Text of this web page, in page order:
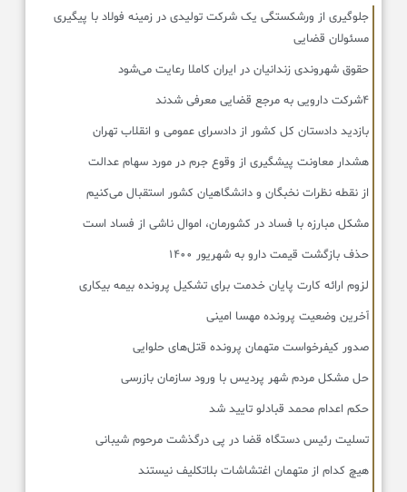
جلوگیری از ورشکستگی یک شرکت تولیدی در زمینه فولاد با پیگیری
مسئولان قضایی
حقوق شهروندی زندانیان در ایران کاملا رعایت می‌شود
۴شرکت دارویی به مرجع قضایی معرفی شدند
بازدید دادستان کل کشور از دادسرای عمومی و انقلاب تهران
هشدار معاونت پیشگیری از وقوع جرم در مورد سهام عدالت
از نقطه نظرات نخبگان و دانشگاهیان کشور استقبال می‌کنیم
مشکل مبارزه با فساد در کشورمان، اموال ناشی از فساد است
حذف بازگشت قیمت دارو به شهریور ۱۴۰۰
لزوم ارائه کارت پایان خدمت برای تشکیل پرونده بیمه بیکاری
آخرین وضعیت پرونده مهسا امینی
صدور کیفرخواست متهمان پرونده قتل‌های حلوایی
حل مشکل مردم شهر پردیس با ورود سازمان بازرسی
حکم اعدام محمد قبادلو تایید شد
تسلیت رئیس دستگاه قضا در پی درگذشت مرحوم شیبانی
هیچ کدام از متهمان اغتشاشات بلاتکلیف نیستند